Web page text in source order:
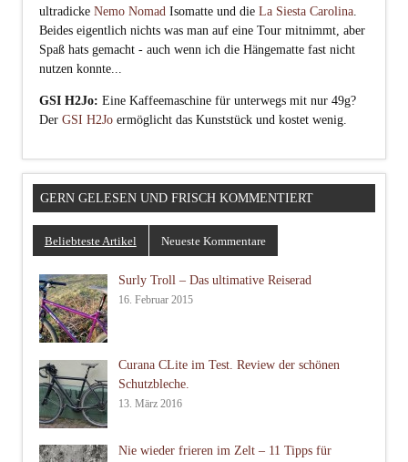
ultradicke Nemo Nomad Isomatte und die La Siesta Carolina
Beides eigentlich nichts was man auf eine Tour mitnimmt, aber
Spaß hats gemacht - auch wenn ich die Hängematte fast nicht
nutzen konnte...
GSI H2Jo: Eine Kaffeemaschine für unterwegs mit nur 49g?
Der GSI H2Jo ermöglicht das Kunststück und kostet wenig.
GERN GELESEN UND FRISCH KOMMENTIERT
Beliebteste Artikel Neueste Kommentare
Surly Troll – Das ultimative Reiserad
16. Februar 2015
Curana CLite im Test. Review der schönen
Schutzbleche.
13. März 2016
Nie wieder frieren im Zelt – 11 Tipps für